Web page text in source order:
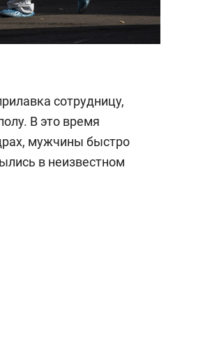
сотрудницу,
В это время
мужчины быстро
в неизвестном